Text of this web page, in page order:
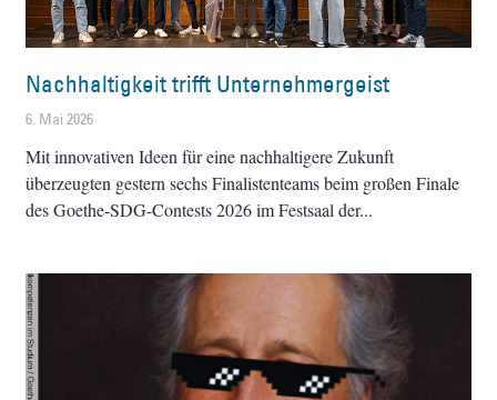
Nachhaltigkeit trifft Unternehmergeist
6. Mai 2026
Mit innovativen Ideen für eine nachhaltigere Zukunft
überzeugten gestern sechs Finalistenteams beim großen Finale
des Goethe-SDG-Contests 2026 im Festsaal der